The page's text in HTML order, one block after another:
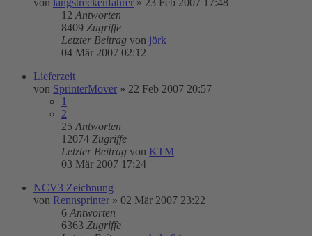
von langstreckenfahrer » 23 Feb 2007 17:48
12 Antworten
8409 Zugriffe
Letzter Beitrag von jörk
04 Mär 2007 02:12
Lieferzeit
von SprinterMover » 22 Feb 2007 20:57
1
2
25 Antworten
12074 Zugriffe
Letzter Beitrag von KTM
03 Mär 2007 17:24
NCV3 Zeichnung
von Rennsprinter » 02 Mär 2007 23:22
6 Antworten
6363 Zugriffe